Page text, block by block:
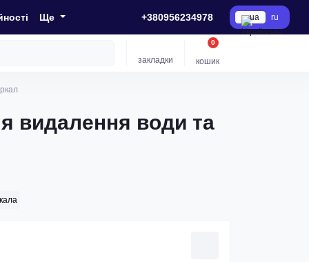
Ще +380956234978 ua ru
закладки кошик
0
видалення води та